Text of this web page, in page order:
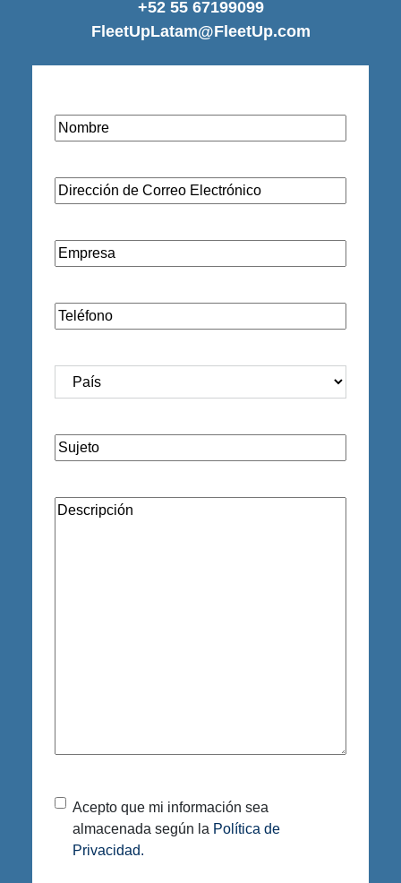
+52 55 67199099
FleetUpLatam@FleetUp.com
Nombre(Required)
Dirección
de
Electrónico
Empresa(Required)
Teléfono(Required)
País (Required)
Subject
Description(Required)
Privacy
Policy(Required)
Acepto que mi información sea
almacenada según la Política de
Privacidad.